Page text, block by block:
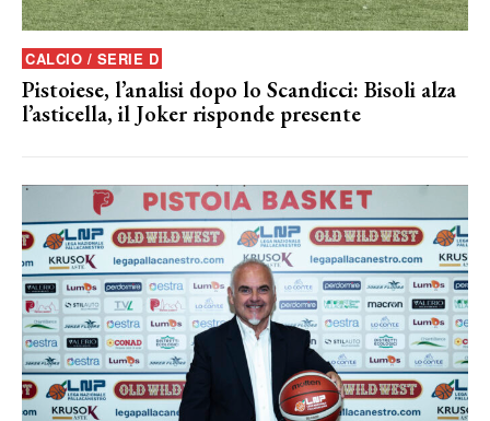
CALCIO / SERIE D
Pistoiese, l’analisi dopo lo Scandicci: Bisoli alza
l’asticella, il Joker risponde presente